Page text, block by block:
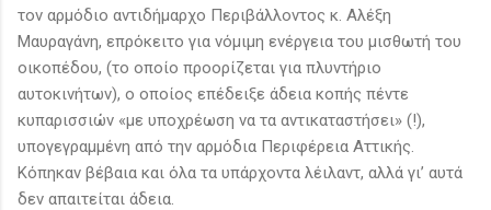
τον αρμόδιο αντιδήμαρχο Περιβάλλοντος κ. Αλέξη
Μαυραγάνη, επρόκειτο για νόμιμη ενέργεια του μισθωτή του
οικοπέδου, (το οποίο προορίζεται για πλυντήριο
αυτοκινήτων), ο οποίος επέδειξε άδεια κοπής πέντε
κυπαρισσιών «με υποχρέωση να τα αντικαταστήσει» (!),
υπογεγραμμένη από την αρμόδια Περιφέρεια Αττικής.
Κόπηκαν βέβαια και όλα τα υπάρχοντα λέιλαντ, αλλά γι’ αυτά
δεν απαιτείται άδεια.